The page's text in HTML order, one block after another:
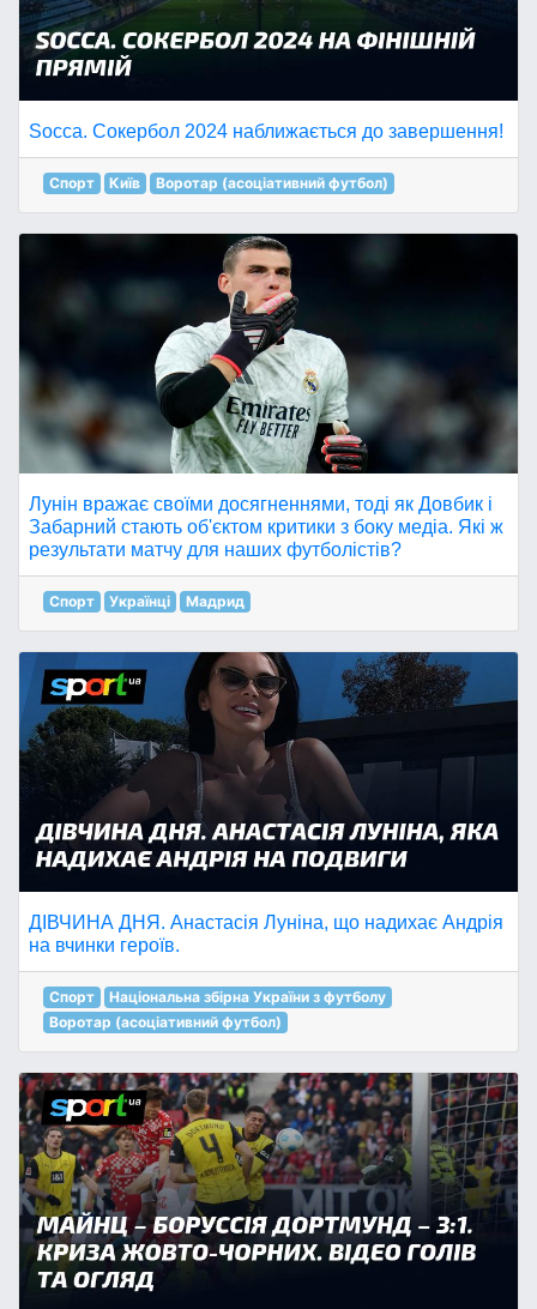
Socca. Сокербол 2024 наближається до завершення!
Спорт Київ Воротар (асоціативний футбол)
Лунін вражає своїми досягненнями, тоді як Довбик і
Забарний стають об'єктом критики з боку медіа. Які ж
результати матчу для наших футболістів?
Спорт Українці Мадрид
ДІВЧИНА ДНЯ. Анастасія Луніна, що надихає Андрія
на вчинки героїв.
Спорт
Національна збірна України з футболу
Воротар (асоціативний футбол)